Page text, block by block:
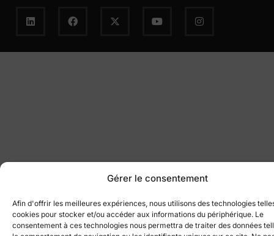
Gérer le consentement
Afin d'offrir les meilleures expériences, nous utilisons des technologies
cookies pour stocker et/ou accéder aux informations du périphérique. Le
consentement à ces technologies nous permettra de traiter des données